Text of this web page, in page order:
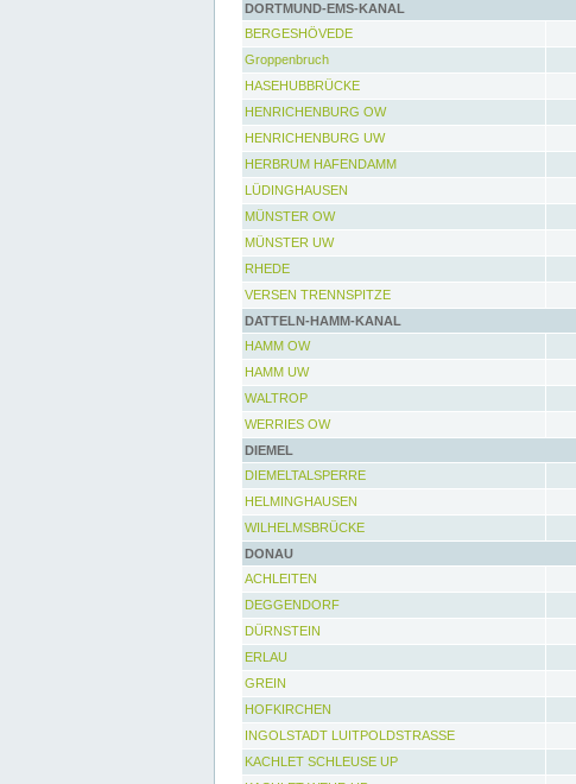
DORTMUND-EMS-KANAL
BERGESHÖVEDE
Groppenbruch
HASEHUBBRÜCKE
HENRICHENBURG OW
HENRICHENBURG UW
HERBRUM HAFENDAMM
LÜDINGHAUSEN
MÜNSTER OW
MÜNSTER UW
RHEDE
VERSEN TRENNSPITZE
DATTELN-HAMM-KANAL
HAMM OW
HAMM UW
WALTROP
WERRIES OW
DIEMEL
DIEMELTALSPERRE
HELMINGHAUSEN
WILHELMSBRÜCKE
DONAU
ACHLEITEN
DEGGENDORF
DÜRNSTEIN
ERLAU
GREIN
HOFKIRCHEN
INGOLSTADT LUITPOLDSTRASSE
KACHLET SCHLEUSE UP